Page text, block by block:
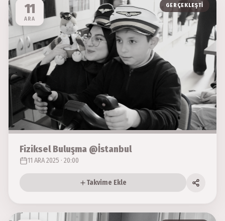
11
ARA
GERÇEKLEŞTI
Fiziksel Buluşma @İstanbul
11 ARA 2025 · 20:00
Takvime Ekle